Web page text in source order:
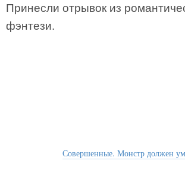
Принесли отрывок из
фэнтези.
Совершенные. Монстр должен